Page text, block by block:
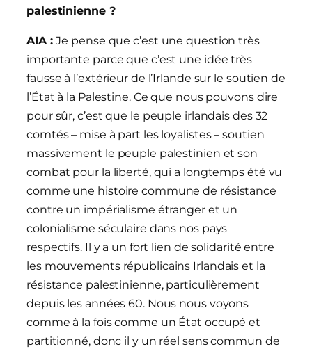
palestinienne ?
AIA :Je pense que c’est une question très
importante parce que c’est une idée très
fausse à l’extérieur de l’Irlande sur le soutien de
l’État à la Palestine. Ce que nous pouvons dire
pour sûr, c’est que le peuple irlandais des 32
comtés – mise à part les loyalistes – soutien
massivement le peuple palestinien et son
combat pour la liberté, qui a longtemps été vu
comme une histoire commune de résistance
contre un impérialisme étranger et un
colonialisme séculaire dans nos pays
respectifs. Il y a un fort lien de solidarité entre
les mouvements républicains Irlandais et la
résistance palestinienne, particulièrement
depuis les années 60. Nous nous voyons
comme à la fois comme un État occupé et
partitionné, donc il y un réel sens commun de